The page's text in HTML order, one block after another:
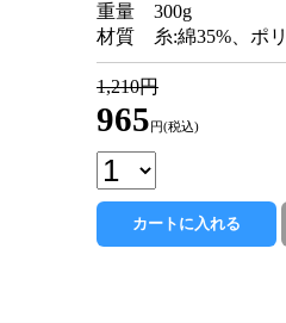
重量 300g
材質 糸:綿35%、ポ
1,210円
965 円(税込)